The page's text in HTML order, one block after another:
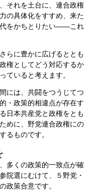
それを土台に、連合政権
の具体化をすすめ、来た
代をかちとりたい――これ
らに豊かに広げるととも
権としてどう対応するか
ていると考えます。
には、共闘をつうじてつ
・政策的相違点が存在す
日本共産党と政権をとも
めに、野党連合政権にの
るものです。
多くの政策的一致点が確
院選にむけて、５野党・
政策合意です。